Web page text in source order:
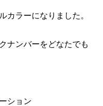
カラーになりました。
ナンバーをどなたでも
ション